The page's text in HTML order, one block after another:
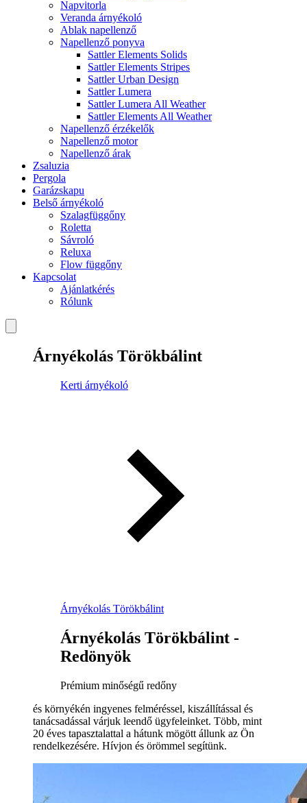
Napvitorla
Veranda árnyékoló
Ablak napellenző
Napellenző ponyva
Sattler Elements Solids
Sattler Elements Stripes
Sattler Urban Design
Sattler Lumera
Sattler Lumera All Weather
Sattler Elements All Weather
Napellenző érzékelők
Napellenző motor
Napellenző árak
Zsaluzia
Pergola
Garázskapu
Belső árnyékoló
Szalagfüggőny
Roletta
Sávroló
Reluxa
Flow függőny
Kapcsolat
Ajánlatkérés
Rólunk
Árnyékolás Törökbálint
Kerti árnyékoló
Árnyékolás Törökbálint
Árnyékolás Törökbálint -
Redönyök
Prémium minőségű redőny
és környékén ingyenes felméréssel, kiszállítással és
tanácsadással várjuk leendő ügyfeleinket. Több, mint
20 éves tapasztalattal a hátunk mögött állunk az Ön
rendelkezésére. Hívjon és örömmel segítünk.